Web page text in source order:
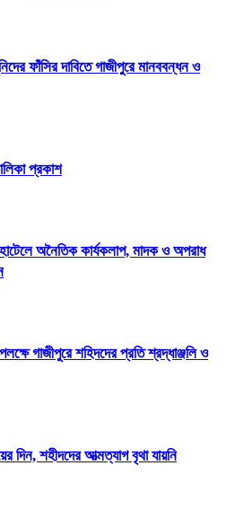
ফাঁসির দাবিতে গাজীপুরে মানববন্ধন ও
প্রকাশ
অনৈতিক কার্যকলাপ, মাদক ও অপরাধ
গাজীপুরে শহিদদের প্রতি শ্রদ্ধাঞ্জলি ও
দিন, শহীদদের আত্মত্যাগ বৃথা যায়নি